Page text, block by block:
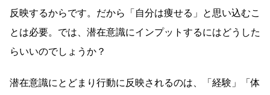
反映するからです。だから「自分は痩せる」と思い込むこ
とは必要。では、潜在意識にインプットするにはどうした
らいいのでしょうか？
潜在意識にとどまり行動に反映されるのは、「経験」「体